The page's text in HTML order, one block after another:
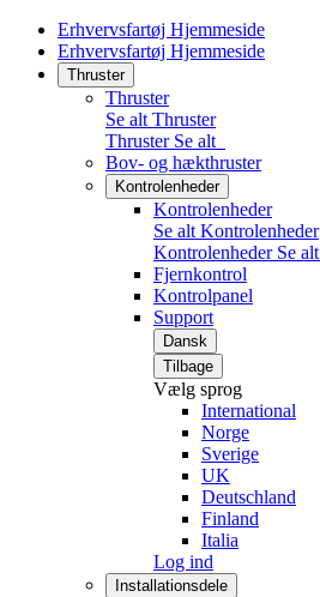
Erhvervsfartøj Hjemmeside
Erhvervsfartøj Hjemmeside
Thruster
Thruster
Se alt Thruster
Thruster Se alt
Bov- og hækthruster
Kontrolenheder
Kontrolenheder
Se alt Kontrolenheder
Kontrolenheder Se alt
Fjernkontrol
Kontrolpanel
Support
Dansk
Tilbage
Vælg sprog
International
Norge
Sverige
UK
Deutschland
Finland
Italia
Log ind
Installationsdele